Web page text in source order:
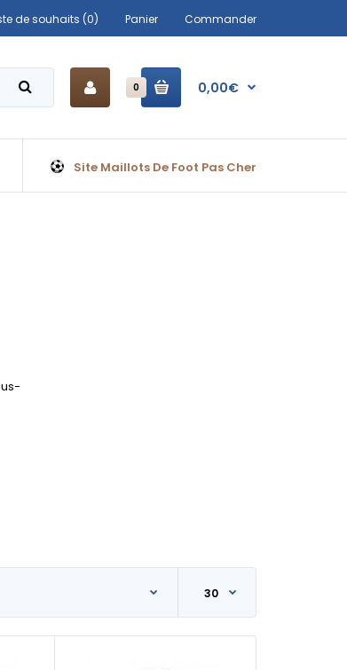
de souhaits (0) Panier Commander
0 0,00€
Site Maillots De Foot Pas Cher